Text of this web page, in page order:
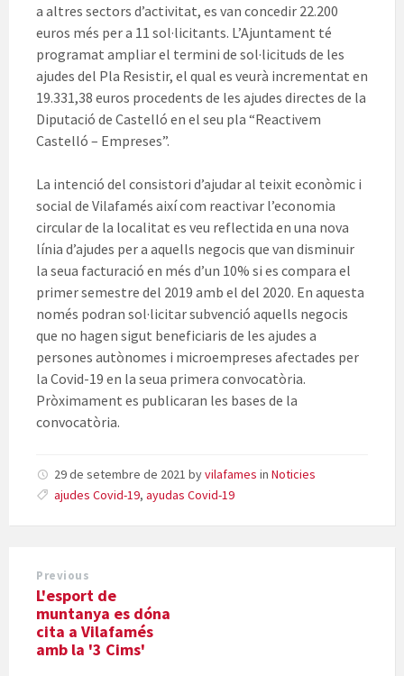
a altres sectors d’activitat, es van concedir 22.200
euros més per a 11 sol·licitants. L’Ajuntament té
programat ampliar el termini de sol·licituds de les
ajudes del Pla Resistir, el qual es veurà incrementat en
19.331,38 euros procedents de les ajudes directes de la
Diputació de Castelló en el seu pla “Reactivem
Castelló – Empreses”.
La intenció del consistori d’ajudar al teixit econòmic i
social de Vilafamés així com reactivar l’economia
circular de la localitat es veu reflectida en una nova
línia d’ajudes per a aquells negocis que van disminuir
la seua facturació en més d’un 10% si es compara el
primer semestre del 2019 amb el del 2020. En aquesta
només podran sol·licitar subvenció aquells negocis
que no hagen sigut beneficiaris de les ajudes a
persones autònomes i microempreses afectades per
la Covid-19 en la seua primera convocatòria.
Pròximament es publicaran les bases de la
convocatòria.
29 de setembre de 2021 byvilafames in Noticies
ajudes Covid-19, ayudas Covid-19
Previous
L'esport de
muntanya es dóna
cita a Vilafamés
amb la '3 Cims'